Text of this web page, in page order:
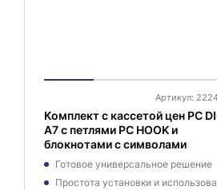
Артикул:
Комплект с кассетой цен PC
A7 с петлями PC HOOK и
блокнотами с символами
Готовое универсальное решение
Простота установки и